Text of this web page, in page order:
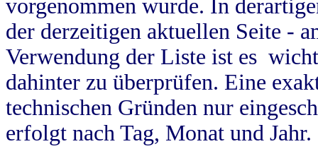
vorgenommen wurde. In
der derzeitigen aktuellen Seite -
Verwendung der Liste ist es
dahinter zu überprüfen. Eine
technischen Gründen nur
erfolgt nach Tag, Monat und Jahr.